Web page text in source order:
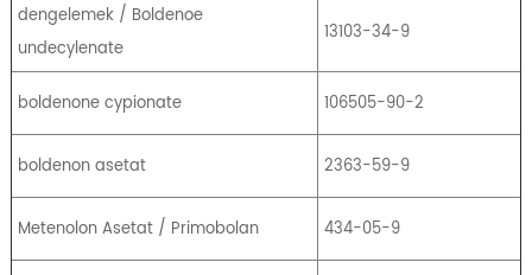
dengelemek / Boldenoe
undecylenate
13103-34-9
boldenone cypionate 106505-90-2
boldenon asetat 2363-59-9
Metenolon Asetat / Primobolan 434-05-9